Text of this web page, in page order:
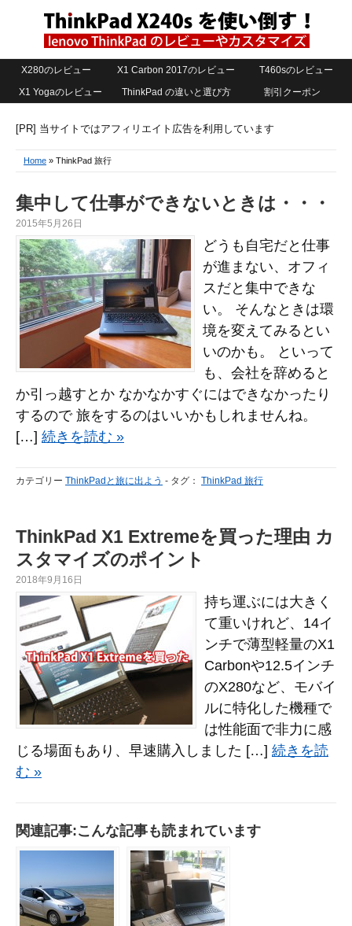
X280のレビュー X1 Carbon 2017のレビュー
T460sのレビュー
X1 Yogaのレビュー
ThinkPad の違いと選び方 割引クーポン
[PR] 当サイトではアフィリエイト広告を利用しています
Home » ThinkPad 旅行
集中して仕事ができないときは・・・
2015年5月26日
どうも自宅だと仕事
が進まない、オフィ
スだと集中できな
い。 そんなときは環
境を変えてみるとい
いのかも。 といって
も、会社を辞めると
か引っ越すとか なかなかすぐにはできなかったり
するので 旅をするのはいいかもしれませんね。
[…] 続きを読む »
カテゴリー ThinkPadと旅に出よう - タグ： ThinkPad 旅行
ThinkPad X1 Extremeを買った理由 カ
スタマイズのポイント
2018年9月16日
持ち運ぶには大きく
て重いけれど、14イ
ンチで薄型軽量のX1
Carbonや12.5インチ
のX280など、モバイ
ルに特化した機種で
は性能面で非力に感
じる場面もあり、早速購入しました […] 続きを読
む »
関連記事:こんな記事も読まれています